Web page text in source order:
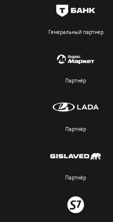
Генеральный партнер
Партнёр
Партнёр
Партнёр